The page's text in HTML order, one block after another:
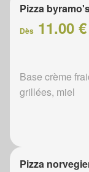
Pizza
Dès 11.00 €
Base crème
grillées, miel
Pizza